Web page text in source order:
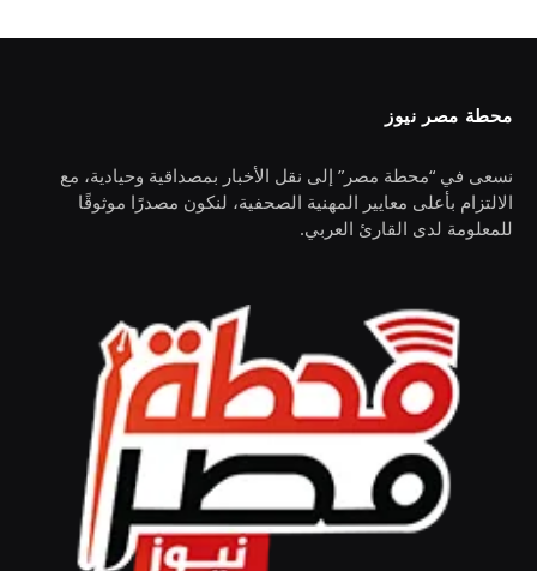
محطة مصر نيوز
نسعى في “محطة مصر” إلى نقل الأخبار بمصداقية وحيادية، مع
الالتزام بأعلى معايير المهنية الصحفية، لنكون مصدرًا موثوقًا
للمعلومة لدى القارئ العربي.